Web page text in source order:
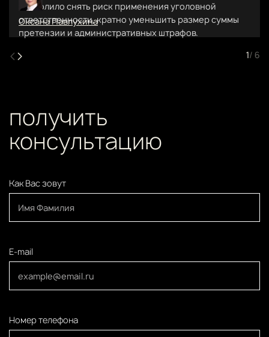
позволило снять риск применения уголовной
ответственности, кратно уменьшить размер суммы
претензии и административных штрафов.
Оксана Павлухина
1/ 6
получить
консультацию
Как Вас зовут
E-mail
Номер телефона